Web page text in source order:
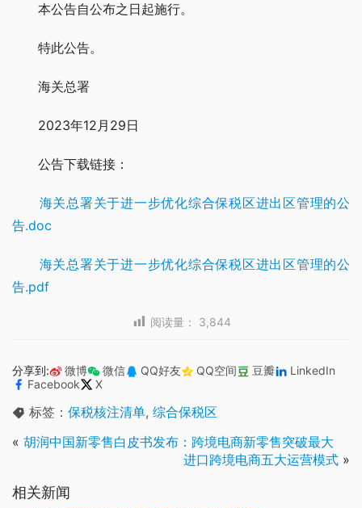
本公告自公布之日起施行。
特此公告。
海关总署
2023年12月29日
公告下载链接：
海关总署关于进一步优化综合保税区进出区管理的公
告.doc
海关总署关于进一步优化综合保税区进出区管理的公
告.pdf
阅读量： 3,844
分享到: 微博 微信 QQ好友 QQ空间 豆瓣
LinkedIn
Facebook
X
标签： 保税核注清单, 综合保税区
« 胡润中国新零售白皮书发布：跨境电商新零售突破最大
进口跨境电商五大运营模式 »
相关新闻